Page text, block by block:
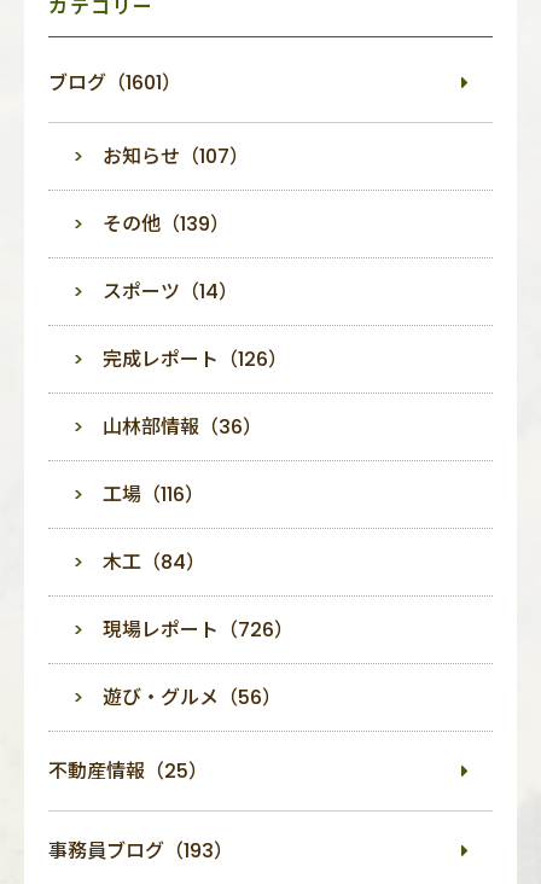
カテゴリー
ブログ（1601）
お知らせ（107）
その他（139）
スポーツ（14）
完成レポート（126）
山林部情報（36）
工場（116）
木工（84）
現場レポート（726）
遊び・グルメ（56）
不動産情報（25）
事務員ブログ（193）